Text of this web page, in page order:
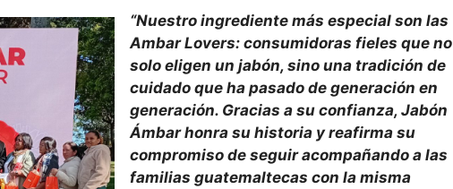
“Nuestro ingrediente más especial son las
Ambar Lovers: consumidoras fieles que no
solo eligen un jabón, sino una tradición de
cuidado que ha pasado de generación en
generación. Gracias a su confianza, Jabón
Ámbar honra su historia y reafirma su
compromiso de seguir acompañando a las
familias guatemaltecas con la misma